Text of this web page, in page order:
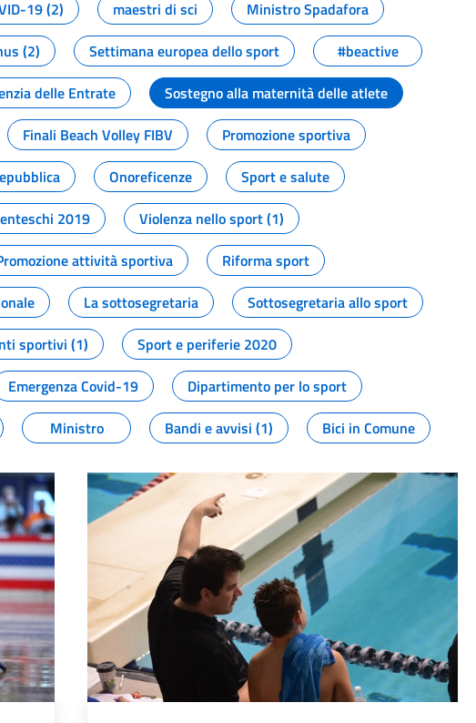
19 (2) maestri di sci
Ministro Spadafora
(2) Settimana europea dello sport
#beactive
delle Entrate
Sostegno alla maternità delle atlete
Finali Beach Volley FIBV
Promozione sportiva
Onoreficenze
Sport e salute
2019
Violenza nello sport (1)
attività sportiva
Riforma sport
La sottosegretaria
Sottosegretaria allo sport
sportivi (1)
Sport e periferie 2020
Emergenza Covid-19
Dipartimento per lo sport
Ministro Bandi e avvisi (1) Bici in Comune